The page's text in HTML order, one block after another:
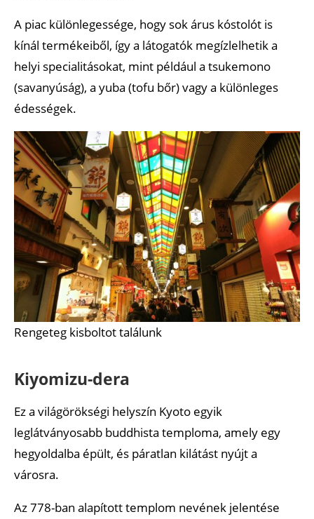
A piac különlegessége, hogy sok árus kóstolót is
kínál termékeiből, így a látogatók megízlelhetik a
helyi specialitásokat, mint például a tsukemono
(savanyúság), a yuba (tofu bőr) vagy a különleges
édességek.
Rengeteg kisboltot találunk
Kiyomizu-dera
Ez a világörökségi helyszín Kyoto egyik
leglátványosabb buddhista temploma, amely egy
hegyoldalba épült, és páratlan kilátást nyújt a
városra.
Az 778-ban alapított templom nevének jelentése